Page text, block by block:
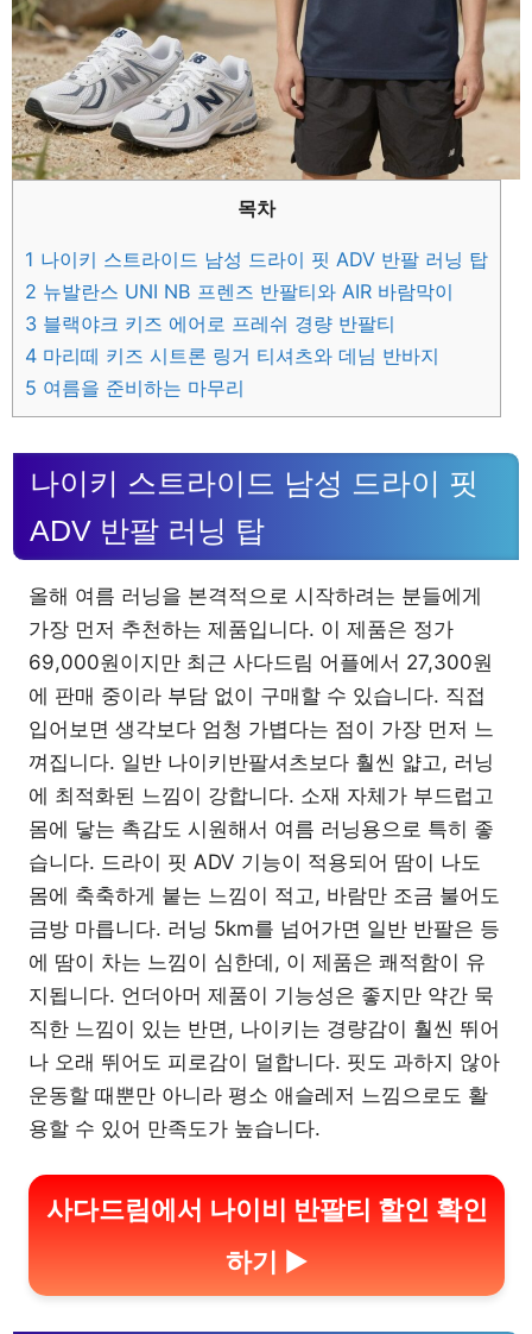
목차
1 나이키 스트라이드 남성 드라이 핏 ADV 반팔 러닝 탑
2 뉴발란스 UNI NB 프렌즈 반팔티와 AIR 바람막이
3 블랙야크 키즈 에어로 프레쉬 경량 반팔티
4 마리떼 키즈 시트론 링거 티셔츠와 데님 반바지
5 여름을 준비하는 마무리
나이키 스트라이드 남성 드라이 핏
ADV 반팔 러닝 탑
올해 여름 러닝을 본격적으로 시작하려는 분들에게
가장 먼저 추천하는 제품입니다. 이 제품은 정가
69,000원이지만 최근 사다드림 어플에서 27,300원
에 판매 중이라 부담 없이 구매할 수 있습니다. 직접
입어보면 생각보다 엄청 가볍다는 점이 가장 먼저 느
껴집니다. 일반 나이키반팔셔츠보다 훨씬 얇고, 러닝
에 최적화된 느낌이 강합니다. 소재 자체가 부드럽고
몸에 닿는 촉감도 시원해서 여름 러닝용으로 특히 좋
습니다. 드라이 핏 ADV 기능이 적용되어 땀이 나도
몸에 축축하게 붙는 느낌이 적고, 바람만 조금 불어도
금방 마릅니다. 러닝 5km를 넘어가면 일반 반팔은 등
에 땀이 차는 느낌이 심한데, 이 제품은 쾌적함이 유
지됩니다. 언더아머 제품이 기능성은 좋지만 약간 묵
직한 느낌이 있는 반면, 나이키는 경량감이 훨씬 뛰어
나 오래 뛰어도 피로감이 덜합니다. 핏도 과하지 않아
운동할 때뿐만 아니라 평소 애슬레저 느낌으로도 활
용할 수 있어 만족도가 높습니다.
사다드림에서 나이비 반팔티 할인 확인
하기 ▶